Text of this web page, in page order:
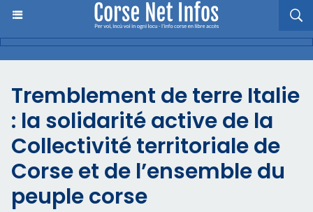
Tremblement de terre Italie
: la solidarité active de la
Collectivité territoriale de
Corse et de l’ensemble du
peuple corse